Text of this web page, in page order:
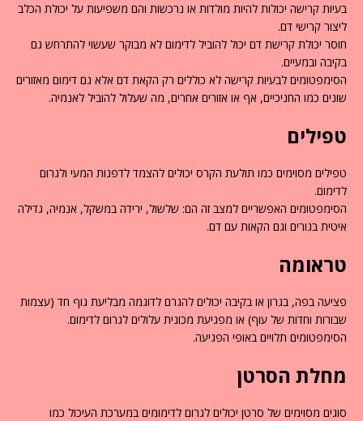
בעיות קרישה יכולות להיות מולדות או נרכשות והם משפיעות על יכולת הכלב
ליצור קרישי דם.
חוסר יכולת קרישת דם יכול להוביל לדימום לא מבוקר שעשוי להתרחש גם
בקיבה ובמעיים.
הסימפטומים לבעיות קרישה לא כוללים רק הקאת דם אלא גם דימום מאזורים
שונים כמו החניכיים, אף או אזורים אחרים, מה שעלול להוביל לאנמיה.
טפילים
טפילים מסוימים כמו תולעת הקרס יכולים להצמד לדפנות המעי ולגרום
לדימום.
הסימפטומים האפשריים למצב זה הם: שלשול, ירידה במשקל, אנמיה, גדילה
איטית בגורים וגם הקאות עם דם.
טראומה
פציעה בפה, בגרון או בקיבה יכולים להגרם לדוגמה מבליעת גוף חד (עצמות
שבורות וחדות של עוף) או מפגיעת מכונית עלולים לגרום לדימום.
הסימפטומים תלויים באופי הפגיעה.
מחלת הסרטן
סוגים מסוימים של סרטן יכולים לגרום לדימומים במערכת העיכול כמו